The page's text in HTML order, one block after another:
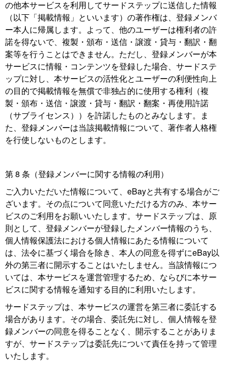
の他本サービスを利用してサードステップに送信した情報
（以下「掲載情報」といいます）の著作権は、登録メンバ
ー本人に帰属します。よって、他のユーザーは権利者の許
諾を得ないで、複製・頒布・送信・譲渡・貸与・翻訳・翻
案等を行うことはできません。ただし、登録メンバーが本
サービスに情報・コンテンツを登録した場合、サードステ
ップに対し、本サービスの活性化とユーザーの利便性向上
の目的で掲載情報を無償で非独占的に使用する権利（複
製・頒布・送信・譲渡・貸与・翻訳・翻案・再使用許諾
（サブライセンス））を許諾したものとみなします。ま
た、登録メンバーは当該掲載情報について、著作者人格権
を行使しないものとします。
第 8 条（登録メンバーに関する情報の利用）
ご入力いただいた情報について、eBayと共有する場合がご
ざいます。その点について同意いただける方のみ、本サー
ビスのご利用をお願いいたします。サードステップは、原
則として、登録メンバーが登録したメンバー情報のうち、
個人情報保護法における個人情報にあたる情報について
は、法令に基づく場合を除き、本人の同意を得ずにeBay以
外の第三者に開示することはいたしません。当該情報につ
いては、本サービスを運営管理するため、ならびに本サー
ビスに関する情報を通知する目的に利用いたします。
サードステップは、本サービスの運営を第三者に委託する
場合があります。その場合、委託先に対し、個人情報を登
録メンバーの同意を得ることなく、開示することがありま
すが、サードステップは委託先について責任を持って管理
いたします。